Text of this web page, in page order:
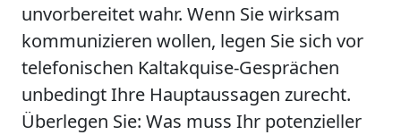
unvorbereitet wahr. Wenn Sie wirksam
kommunizieren wollen, legen Sie sich vor
telefonischen Kaltakquise-Gesprächen
unbedingt Ihre Hauptaussagen zurecht.
Überlegen Sie: Was muss Ihr potenzieller